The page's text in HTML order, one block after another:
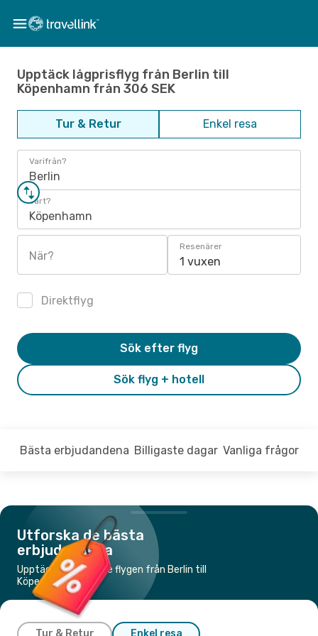
Upptäck lågprisflyg från Berlin till
Köpenhamn från 306 SEK
Tur & Retur Enkel resa
Varifrån?
Berlin
Vart?
Köpenhamn
När?
Resenärer
1 vuxen
Direktflyg
Sök flyg + hotell
Sök efter flyg
Bästa erbjudandena Billigaste dagar Vanliga frågor
Utforska de bästa
erbjudandena
Upptäck de billigaste flygen från Berlin till
Köpenhamn
Tur & Retur Enkel resa